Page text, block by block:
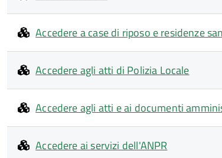
Accedere a case di riposo e residenze
Accedere agli atti di Polizia Locale
Accedere agli atti e ai documenti
Accedere ai servizi dell'ANPR